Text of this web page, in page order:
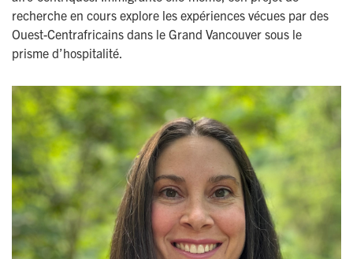
recherche en cours explore les expériences vécues par des
Ouest-Centrafricains dans le Grand Vancouver sous le
prisme d’hospitalité.